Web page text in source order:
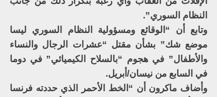
النظام السوري”.
وتابع أن “الوقائع ومسؤولية النظام السوري ليسا
موضع شك” بشأن مقتل “عشرات الرجال والنساء
والأطفال” في هجوم “بالسلاح الكيميائي” في دوما
في السابع من نيسان/أبريل.
وأضاف ماكرون أن “الخط الأحمر الذي حددته فرنسا